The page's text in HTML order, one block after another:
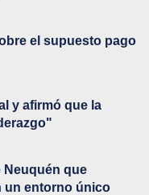
el supuesto pago
y afirmó que la
Neuquén que
un entorno único